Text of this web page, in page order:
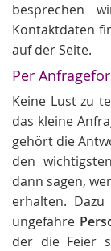
besprechen
Kontaktdaten
auf der Seite.
Per
Keine Lust zu
das kleine
gehört die
den
dann sagen,
erhalten.
ungefähre
der die Feier